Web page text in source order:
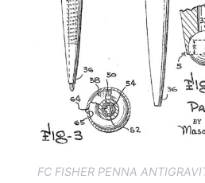
FC FISHER PENNA